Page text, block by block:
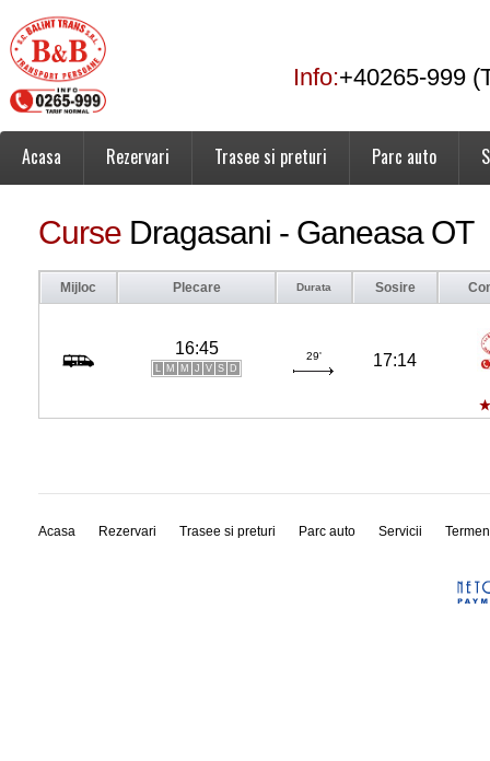
Info:+40265-999
Acasa Rezervari Trasee si preturi Parc auto
Curse Dragasani - Ganeasa OT
Mijloc Plecare Durata Sosire
16:45
L M M J V S D
29' 17:14
Acasa Rezervari Trasee si preturi Parc auto Servicii